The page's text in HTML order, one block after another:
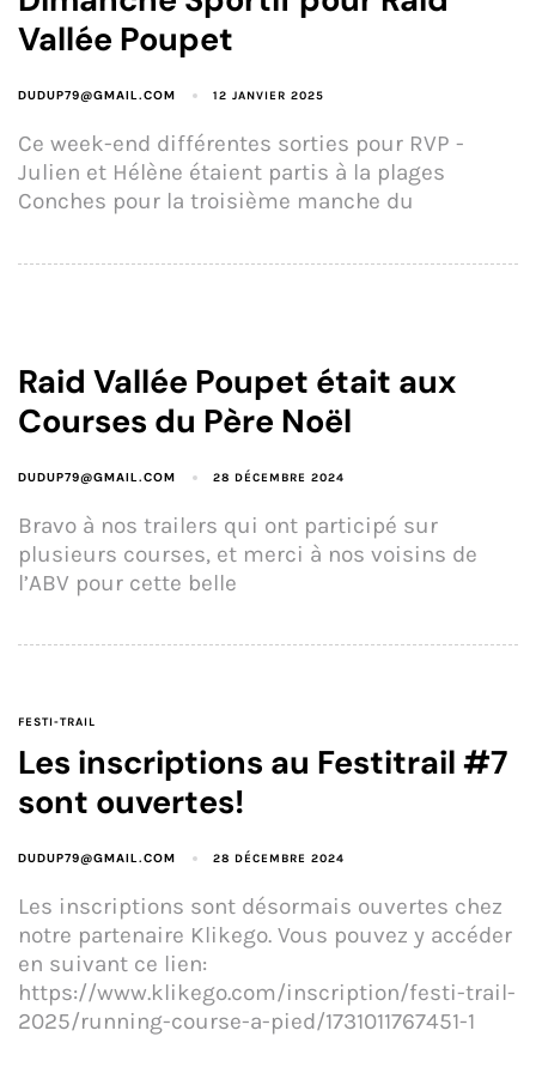
Vallée Poupet
DUDUP79@GMAIL.COM 12 JANVIER 2025
Ce week-end différentes sorties pour RVP -
Julien et Hélène étaient partis à la plages
Conches pour la troisième manche du
Raid Vallée Poupet était aux
Courses du Père Noël
DUDUP79@GMAIL.COM 28 DÉCEMBRE 2024
Bravo à nos trailers qui ont participé sur
plusieurs courses, et merci à nos voisins de
l’ABV pour cette belle
FESTI-TRAIL
Les inscriptions au Festitrail #7
sont ouvertes!
DUDUP79@GMAIL.COM 28 DÉCEMBRE 2024
Les inscriptions sont désormais ouvertes chez
notre partenaire Klikego. Vous pouvez y accéder
en suivant ce lien:
https://www.klikego.com/inscription/festi-trail-
2025/running-course-a-pied/1731011767451-1